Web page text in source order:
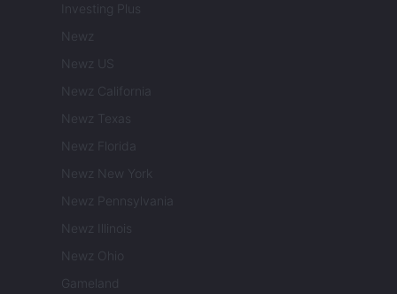
Investing Plus
Newz
Newz US
Newz California
Newz Texas
Newz Florida
Newz New York
Newz Pennsylvania
Newz Illinois
Newz Ohio
Gameland